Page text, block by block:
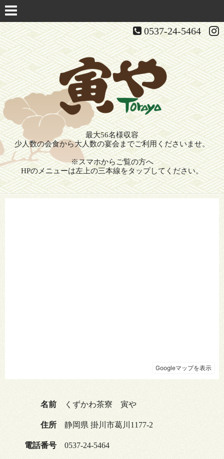
0537-24-5464
最大56名様収容
少人数の会食から大人数の宴会までご利用くださいませ。
※スマホからご覧の方へ
HPのメニューは左上の三本線をタップしてください。
名前 くずかわ茶寮 寅や
住所 静岡県 掛川市葛川1177-2
電話番号 0537-24-5464